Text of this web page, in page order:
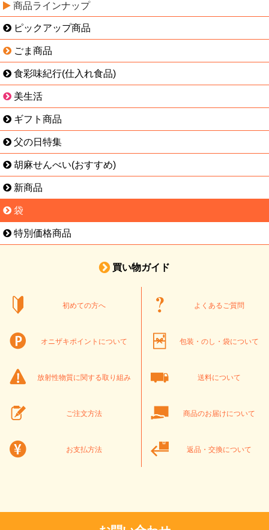
商品ラインナップ
ピックアップ商品
ごま商品
食彩味紀行(仕入れ食品)
美生活
ギフト商品
父の日特集
胡麻せんべい(おすすめ)
新商品
袋
特別価格商品
買い物ガイド
初めての方へ よくあるご質問
オニザキポイントについて 包装・のし・袋について
放射性物質に関する取り組み 送料について
ご注文方法 商品のお届けについて
お支払方法 返品・交換について